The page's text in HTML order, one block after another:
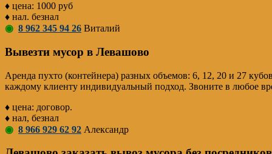
♦ цена: 1000 руб
♦ нал. безнал
◉ 8 962 345 94 26 Виталий
Вывезти мусор в Левашово
Аренда пухто (контейнера) разных объемов: 6, 12, 20 и 27
каждому клиенту индивидуальный подход. Звоните в любое
♦ цена: договор.
♦ нал, безнал
◉ 8 966 929 62 92 Александр